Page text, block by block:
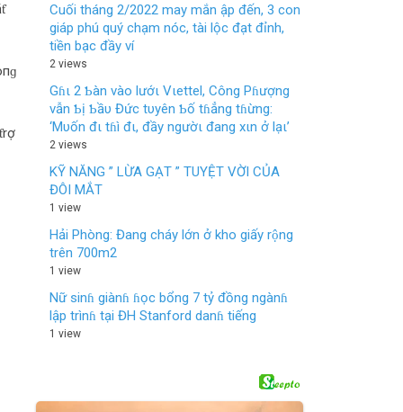
Cuối tháng 2/2022 may mắn ập đến, 3 con
giáp phú quý chạm nóc, tài lộc đạt đỉnh,
tiền bạc đầy ví
2 views
Gɦι 2 Ƅàn vào lướι Vιettel, Công Pɦượng
vẫn Ƅị Ƅầυ Đức tυyên Ƅố tɦẳng tɦừng:
‘Mυốn đι tɦì đι, đầy ngườι đang xιn ở lạι’
2 views
KỸ NĂNG ” LỪA GẠT ” TUYỆT VỜI CỦA
ĐÔI MẮT
1 view
Hải Phòng: Đang cháy lớn ở kho giấy rộng
trên 700m2
1 view
Nữ sinɦ giànɦ ɦọc bổng 7 tỷ đồng ngànɦ
lập trìnɦ tại ĐH Stanford danɦ tiếng
1 view